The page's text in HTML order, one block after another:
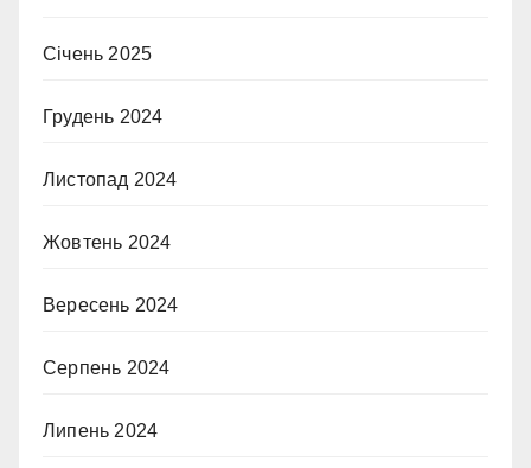
Січень 2025
Грудень 2024
Листопад 2024
Жовтень 2024
Вересень 2024
Серпень 2024
Липень 2024